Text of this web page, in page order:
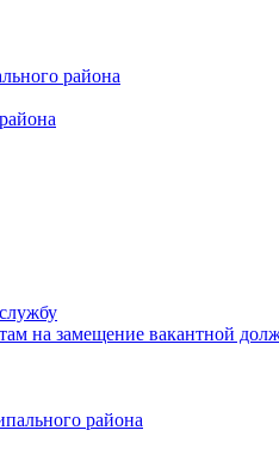
района
на замещение вакантной
района